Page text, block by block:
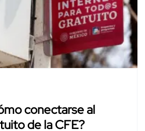
conectarse al
de la CFE?